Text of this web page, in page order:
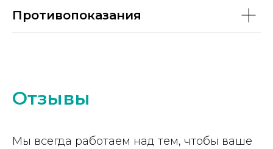
Противопоказания
Отзывы
Мы всегда работаем над тем, чтобы ваше